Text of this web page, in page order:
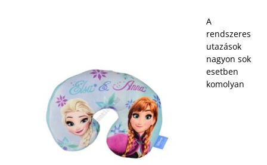
A
rendszeres
utazások
nagyon sok
esetben
komolyan